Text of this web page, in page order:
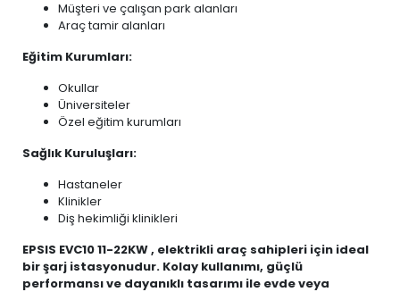
Müşteri ve çalışan park alanları
Araç tamir alanları
Eğitim Kurumları:
Okullar
Üniversiteler
Özel eğitim kurumları
Sağlık Kuruluşları:
Hastaneler
Klinikler
Diş hekimliği klinikleri
EPSIS EVC10 11-22KW , elektrikli araç sahipleri için ideal
bir şarj istasyonudur. Kolay kullanımı, güçlü
performansı ve dayanıklı tasarımı ile evde veya